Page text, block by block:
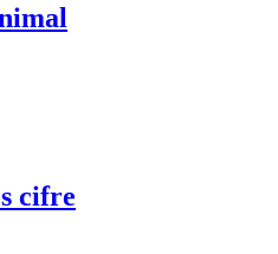
cifre